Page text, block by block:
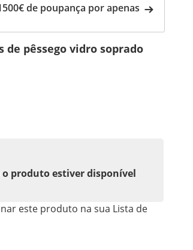
de poupança por apenas
pêssego vidro soprado
produto estiver disponível
este produto na sua Lista de